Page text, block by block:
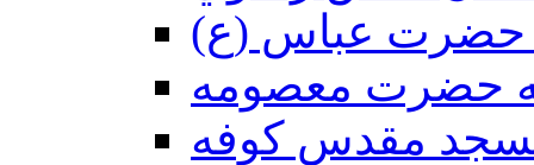
حضرت عباس (ع)
حضرت معصومه
مقدس كوفه